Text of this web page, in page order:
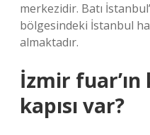
merkezidir. Batı
bölgesindeki İstanbul
almaktadır.
İzmir
kapısı var?